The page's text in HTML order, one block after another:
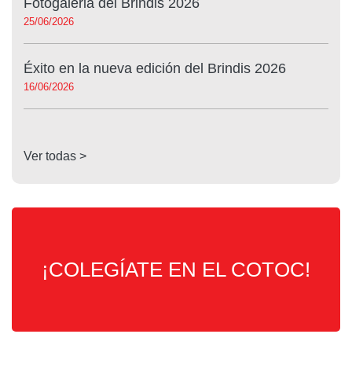
Fotogaleria del Brindis 2026
25/06/2026
Éxito en la nueva edición del Brindis 2026
16/06/2026
Ver todas >
¡COLEGÍATE EN EL COTOC!